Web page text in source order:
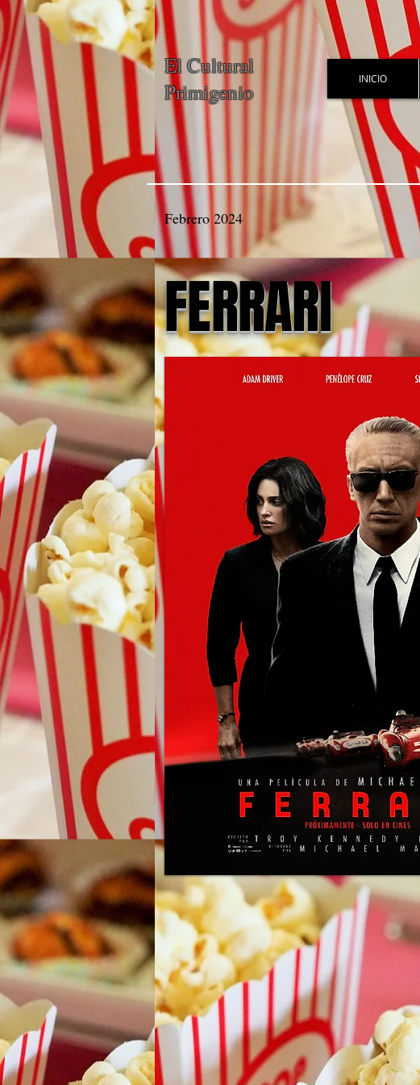
El Cultural
Primigenio
INICIO
Febrero 2024
FERRARI